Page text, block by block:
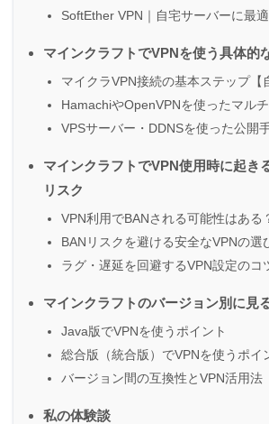
SoftEther VPN｜自宅サーバーに最
マインクラフトでVPNを使う具体的
マイクラVPN接続の基本ステップ【
HamachiやOpenVPNを使ったマル
VPSサーバー・DDNSを使った公開
マインクラフトでVPN使用時に起き
リスク
VPN利用でBANされる可能性はある
BANリスクを避ける安全なVPNの選
ラグ・遅延を回避するVPN設定のコ
マインクラフトのバージョン別に見
Java版でVPNを使うポイント
総合版（統合版）でVPNを使うポイ
バージョン間の互換性とVPN活用法
私の体験談